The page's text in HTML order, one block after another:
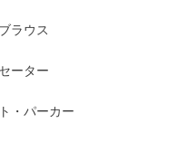
ラウス
ーター
・パーカー